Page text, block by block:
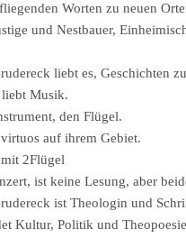
Worten zu neuen
und Nestbauer,
liebt es, Geschichten
Musik.
den Flügel.
auf ihrem Gebiet.
2Flügel
ist keine Lesung, aber
ist Theologin und
Kultur, Politik und